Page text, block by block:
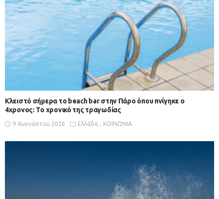
Κλειστό σήμερα το beach bar στην Πάρο όπου πνίγηκε ο
4χρονος: Το χρονικό της τραγωδίας
9 Αυγούστου 2026 Ελλάδα ΚΟΙΝΩΝΙΑ